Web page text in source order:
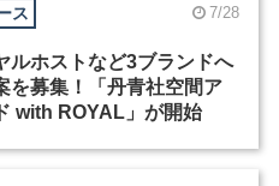
ス 7/28
ルホストなど3ブランドへ
を募集！「丹青社空間ア
with ROYAL」が開始